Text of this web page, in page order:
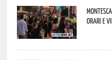
orari e